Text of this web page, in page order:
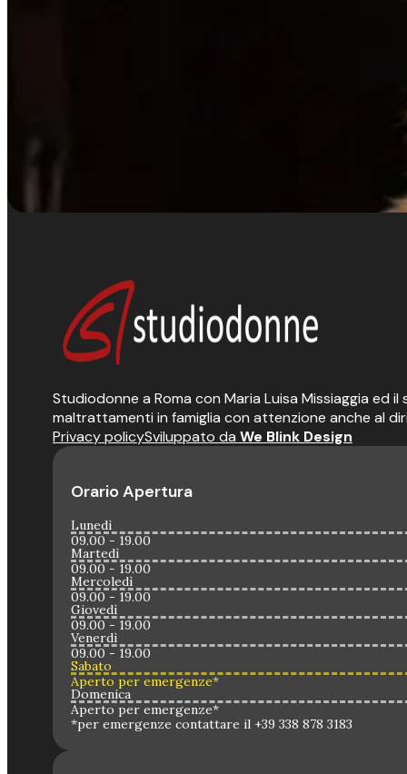
Studiodonne a Roma con Maria Luisa Missiaggia ed
maltrattamenti in famiglia con attenzione anche al
Privacy policySviluppato da We Blink Design
Orario Apertura
Lunedì
09.00 - 19.00
Martedì
09.00 - 19.00
Mercoledì
09.00 - 19.00
Giovedì
09.00 - 19.00
Venerdì
09.00 - 19.00
Sabato
Aperto per emergenze*
Domenica
Aperto per emergenze*
*per emergenze contattare il +39 338 878 3183